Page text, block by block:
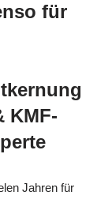
für
KMF-
Jahren für